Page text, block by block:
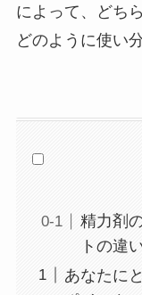
によって、どち
どのように使い
精力剤
トの違
あなたに